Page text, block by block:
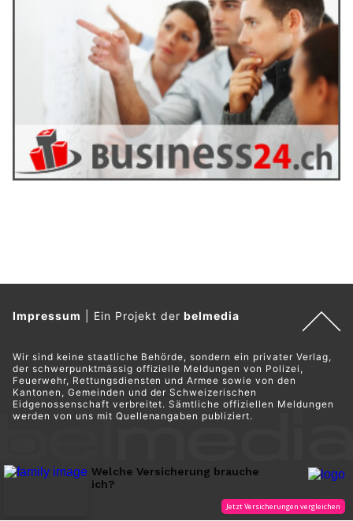
Impressum Ein Projekt derbelmedia
Wir sind keine staatliche Behörde, sondern ein privater Verlag,
der schwerpunktmässig offizielle Meldungen von Polizei,
Feuerwehr, Rettungsdiensten und Armee sowie von den
Kantonen, Gemeinden und der Schweizerischen
Eidgenossenschaft verbreitet. Sämtliche offiziellen Meldungen
werden von uns mit Quellenangaben publiziert.